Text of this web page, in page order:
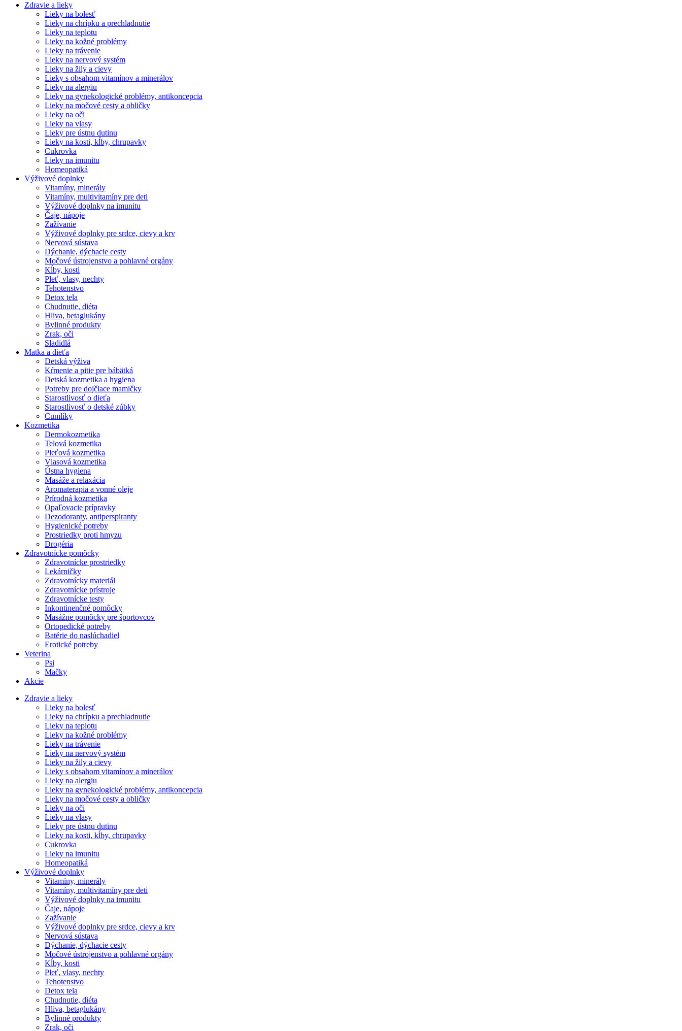
Zdravie a lieky
Lieky na bolesť
Lieky na chrípku a prechladnutie
Lieky na teplotu
Lieky na kožné problémy
Lieky na trávenie
Lieky na nervový systém
Lieky na žily a cievy
Lieky s obsahom vitamínov a minerálov
Lieky na alergiu
Lieky na gynekologické problémy, antikoncepcia
Lieky na močové cesty a obličky
Lieky na oči
Lieky na vlasy
Lieky pre ústnu dutinu
Lieky na kosti, kĺby, chrupavky
Cukrovka
Lieky na imunitu
Homeopatiká
Výživové doplnky
Vitamíny, minerály
Vitamíny, multivitamíny pre deti
Výživové doplnky na imunitu
Čaje, nápoje
Zažívanie
Výživové doplnky pre srdce, cievy a krv
Nervová sústava
Dýchanie, dýchacie cesty
Močové ústrojenstvo a pohlavné orgány
Kĺby, kosti
Pleť, vlasy, nechty
Tehotenstvo
Detox tela
Chudnutie, diéta
Hliva, betaglukány
Bylinné produkty
Zrak, oči
Sladidlá
Matka a dieťa
Detská výživa
Kŕmenie a pitie pre bábätká
Detská kozmetika a hygiena
Potreby pre dojčiace mamičky
Starostlivosť o dieťa
Starostlivosť o detské zúbky
Cumlíky
Kozmetika
Dermokozmetika
Telová kozmetika
Pleťová kozmetika
Vlasová kozmetika
Ústna hygiena
Masáže a relaxácia
Aromaterapia a vonné oleje
Prírodná kozmetika
Opaľovacie prípravky
Dezodoranty, antiperspiranty
Hygienické potreby
Prostriedky proti hmyzu
Drogéria
Zdravotnícke pomôcky
Zdravotnícke prostriedky
Lekárničky
Zdravotnícky materiál
Zdravotnícke prístroje
Zdravotnícke testy
Inkontinenčné pomôcky
Masážne pomôcky pre športovcov
Ortopedické potreby
Batérie do naslúchadiel
Erotické potreby
Veterina
Psi
Mačky
Akcie
Zdravie a lieky
Lieky na bolesť
Lieky na chrípku a prechladnutie
Lieky na teplotu
Lieky na kožné problémy
Lieky na trávenie
Lieky na nervový systém
Lieky na žily a cievy
Lieky s obsahom vitamínov a minerálov
Lieky na alergiu
Lieky na gynekologické problémy, antikoncepcia
Lieky na močové cesty a obličky
Lieky na oči
Lieky na vlasy
Lieky pre ústnu dutinu
Lieky na kosti, kĺby, chrupavky
Cukrovka
Lieky na imunitu
Homeopatiká
Výživové doplnky
Vitamíny, minerály
Vitamíny, multivitamíny pre deti
Výživové doplnky na imunitu
Čaje, nápoje
Zažívanie
Výživové doplnky pre srdce, cievy a krv
Nervová sústava
Dýchanie, dýchacie cesty
Močové ústrojenstvo a pohlavné orgány
Kĺby, kosti
Pleť, vlasy, nechty
Tehotenstvo
Detox tela
Chudnutie, diéta
Hliva, betaglukány
Bylinné produkty
Zrak, oči